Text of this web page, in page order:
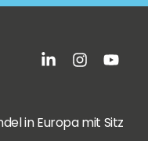
in Europa mit Sitz